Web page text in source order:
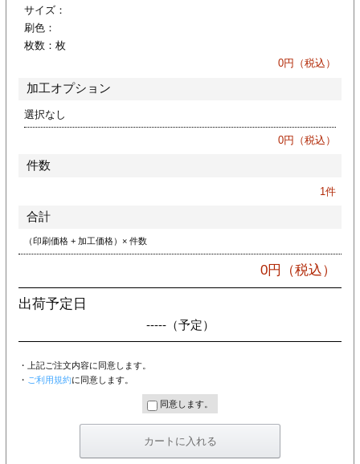
サイズ：
刷色：
枚数： 枚
0円（税込）
加工オプション
選択なし
0円（税込）
件数
1件
合計
（印刷価格 + 加工価格）× 件数
0円（税込）
出荷予定日
-----（予定）
・上記ご注文内容に同意します。
・ ご利用規約に同意します。
同意します。